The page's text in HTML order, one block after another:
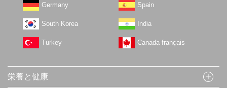
Germany Spain
South Korea India
Turkey Canada français
栄養と健康